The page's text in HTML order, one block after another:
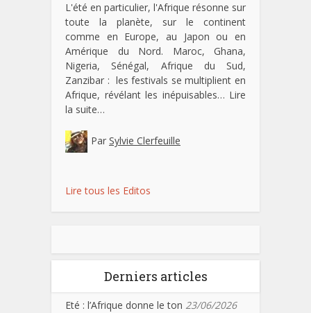
L'été en particulier, l'Afrique résonne sur
toute la planète, sur le continent
comme en Europe, au Japon ou en
Amérique du Nord. Maroc, Ghana,
Nigeria, Sénégal, Afrique du Sud,
Zanzibar : les festivals se multiplient en
Afrique, révélant les inépuisables… Lire
la suite…
Par Sylvie Clerfeuille
Lire tous les Editos
Derniers articles
Eté : l’Afrique donne le ton 23/06/2026